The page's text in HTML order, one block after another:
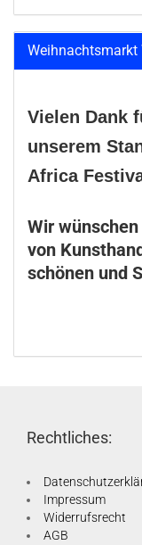
Weihnachtsmarkt
Vielen Dank
unserem
Africa
Wir
von
schönen und
Rechtliches:
Impressum
Widerrufsrecht
AGB